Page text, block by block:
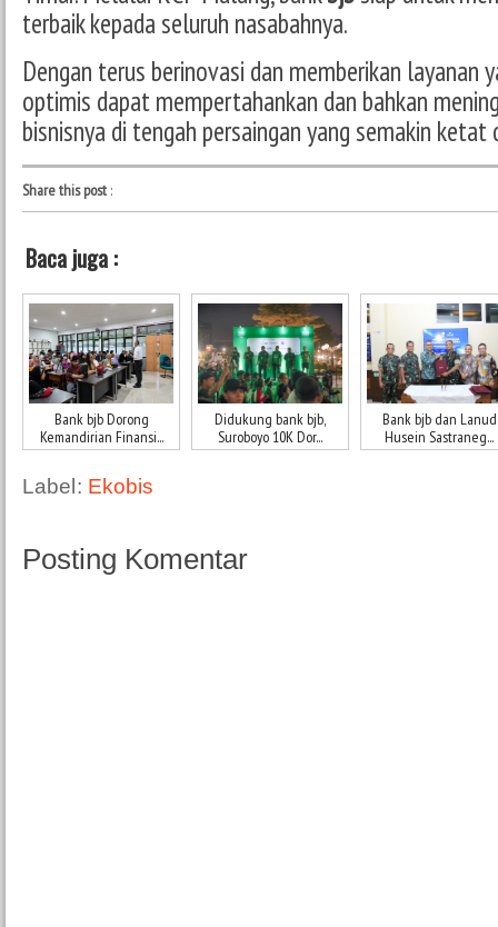
terbaik kepada seluruh nasabahnya.
Dengan terus berinovasi dan memberikan layanan
optimis dapat mempertahankan dan bahkan
bisnisnya di tengah persaingan yang semakin ketat
Share this post:
Baca juga :
Bank bjb Dorong
Kemandirian Finansi...
Didukung bank bjb,
Suroboyo 10K Dor...
Bank bjb dan Lanud
Husein Sastraneg...
Label: Ekobis
Posting Komentar